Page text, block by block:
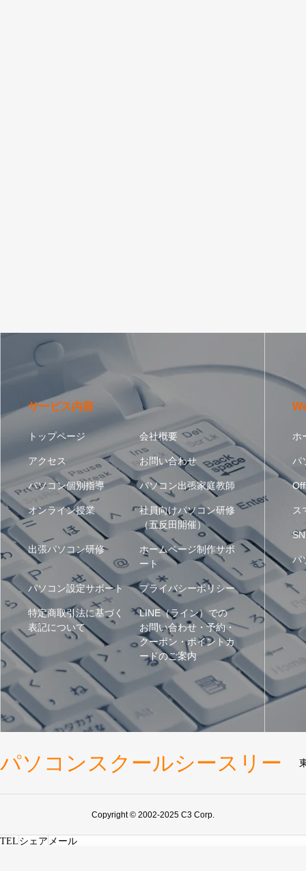
サービス内容
トップページ 会社概要
アクセス お問い合わせ
パソコン個別指導 パソコン出張家庭教師
オンライン授業
社員向けパソコン研修
（五反田開催）
出張パソコン研修
ホームページ制作サポ
ート
パソコン設定サポート プライバシーポリシー
特定商取引法に基づく
表記について
LINE（ライン）での
お問い合わせ・予約・
クーポン・ポイントカ
ードのご案内
ホ
パ
ス
パ
パソコンスクールシースリー
Copyright © 2002-2025 C3 Corp.
TEL シェア メール